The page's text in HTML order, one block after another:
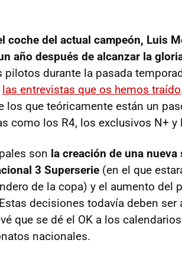
coche del actual campeón, Luis
año después de alcanzar la
durante la pasada
las entrevistas que os hemos traído
los que teóricamente están un
como los R4, los exclusivos N+ y
son la creación de una
3 Superserie (en el que
de la copa) y el aumento del
decisiones todavía deben ser
que se dé el OK a los
nacionales.